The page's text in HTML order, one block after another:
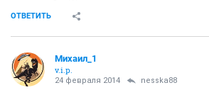
ОТВЕТИТЬ
Михаил_1
v.i.p.
24 февраля 2014 nesska88